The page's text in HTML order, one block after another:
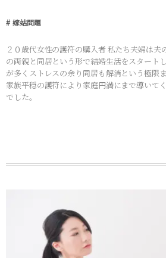
嫁姑問題
２０歳代女性の護符の購入者 私たち夫婦は夫
の両親と同居という形で結婚生活をスタート
が多くストレスの余り同居も解消という極限
家族平穏の護符により家庭円満にまで導いて
でした。